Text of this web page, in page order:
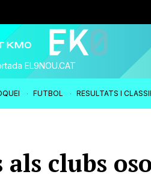
EL9NOU.CAT
FUTBOL RESULTATS I
clubs